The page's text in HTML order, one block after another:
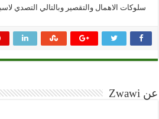
سلوكات الاهمال والتقصير وبالتالي التصدي
عن Zwawi